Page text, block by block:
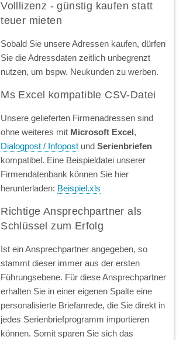
Volllizenz - günstig kaufen statt
teuer mieten
Sobald Sie unsere Adressen kaufen, dürfen
Sie die Adressdaten zeitlich unbegrenzt
nutzen, um bspw. Neukunden zu werben.
Ms Excel kompatible CSV-Datei
Unsere gelieferten Firmenadressen sind
ohne weiteres mit Microsoft Excel,
Dialogpost / Infopost undSerienbriefen
kompatibel. Eine Beispieldatei unserer
Firmendatenbank können Sie hier
herunterladen: Beispiel.xls
Richtige Ansprechpartner als
Schlüssel zum Erfolg
Ist ein Ansprechpartner angegeben, so
stammt dieser immer aus der ersten
Führungsebene. Für diese Ansprechpartner
erhalten Sie in einer eigenen Spalte eine
personalisierte Briefanrede, die Sie direkt in
jedes Serienbriefprogramm importieren
können. Somit sparen Sie sich das